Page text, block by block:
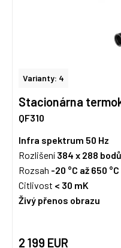
Varianty: 4
Stacionárna
QF310
Infra spektrum 50 Hz
Rozlišení 384 x 288 bodů
Rozsah -20 °C až 650 °C
Citlivost < 30 mK
Živý přenos obrazu
2 199 EUR